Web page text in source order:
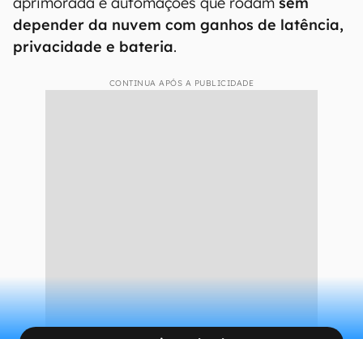
depender da nuvem com ganhos de latência,
privacidade e bateria.
CONTINUA APÓS A PUBLICIDADE